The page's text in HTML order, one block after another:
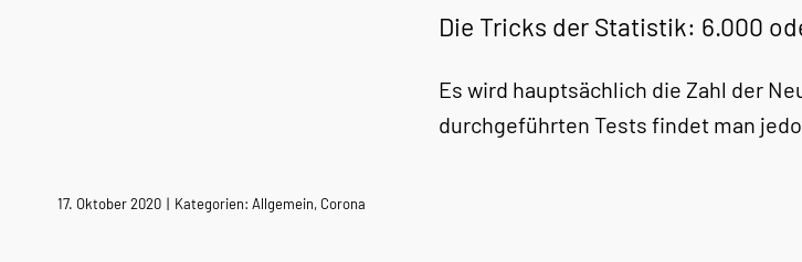
Die Tricks der Statistik: 6.000
Es wird hauptsächlich die Zahl der
durchgeführten Tests findet man
17. Oktober 2020 | Kategorien: Allgemein, Corona